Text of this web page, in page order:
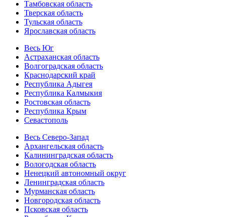
Тамбовская область
Тверская область
Тульская область
Ярославская область
Весь Юг
Астраханская область
Волгоградская область
Краснодарский край
Республика Адыгея
Республика Калмыкия
Ростовская область
Республика Крым
Севастополь
Весь Северо-Запад
Архангельская область
Калининградская область
Вологодская область
Ненецкий автономный округ
Ленинградская область
Мурманская область
Новгородская область
Псковская область